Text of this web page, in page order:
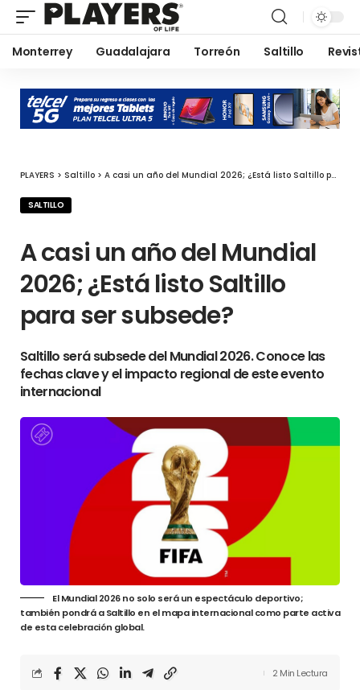
Monterrey Guadalajara Torreón Saltillo
PLAYERS > Saltillo > A casi un año del Mundial 2026; ¿Está listo Saltillo para ser subsede?
SALTILLO
A casi un año del Mundial
2026; ¿Está listo Saltillo
para ser subsede?
Saltillo será subsede del Mundial 2026. Conoce las
fechas clave y el impacto regional de este evento
internacional
El Mundial 2026 no solo será un espectáculo deportivo;
también pondrá a Saltillo en el mapa internacional como parte activa
de esta celebración global.
2 Min Lectura